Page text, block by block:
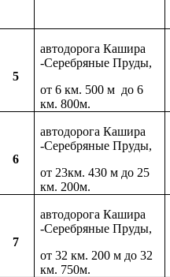
5
автодорога Кашира
-Серебряные Пруды,
от 6 км. 500 м до 6
км. 800м.
6
автодорога Кашира
-Серебряные Пруды,
от 23км. 430 м до 25
км. 200м.
7
автодорога Кашира
-Серебряные Пруды,
от 32 км. 200 м до 32
км. 750м.